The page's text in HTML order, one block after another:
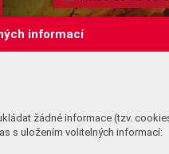
informací
žádné informace (tzv.
s uložením volitelných informací:
Luxusním vlakem mezi
HIST ORIE
Orient